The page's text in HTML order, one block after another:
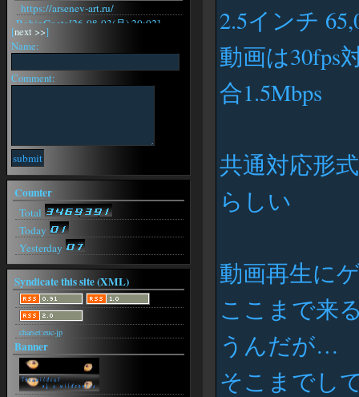
2.5インチ
動画は30fps
合1.5Mbps
共通対応形
らしい
動画再生に
ここまで来
うんだが…
そこまでし
https://arsenev-art.ru/
RobinCoeta[26-08-03(月) 20:02]
https://arsenev-art.ru/
RobinCoeta[26-08-03(月) 19:29]
https://arsenev-art.ru/
RobinCoeta[26-08-03(月) 18:31]
RobinCoeta[26-08-03(月) 15:22]
https://arsenev-art.ru/
RobinCoeta[26-08-03(月) 15:16]
https://arsenev-art.ru/
RobinCoeta[26-08-03(月) 15:08]
https://arsenev-art.ru/
[next >>]
Name:
Comment:
Counter
Total
Today
Yesterday
Syndicate this site (XML)
charset:euc-jp
Banner